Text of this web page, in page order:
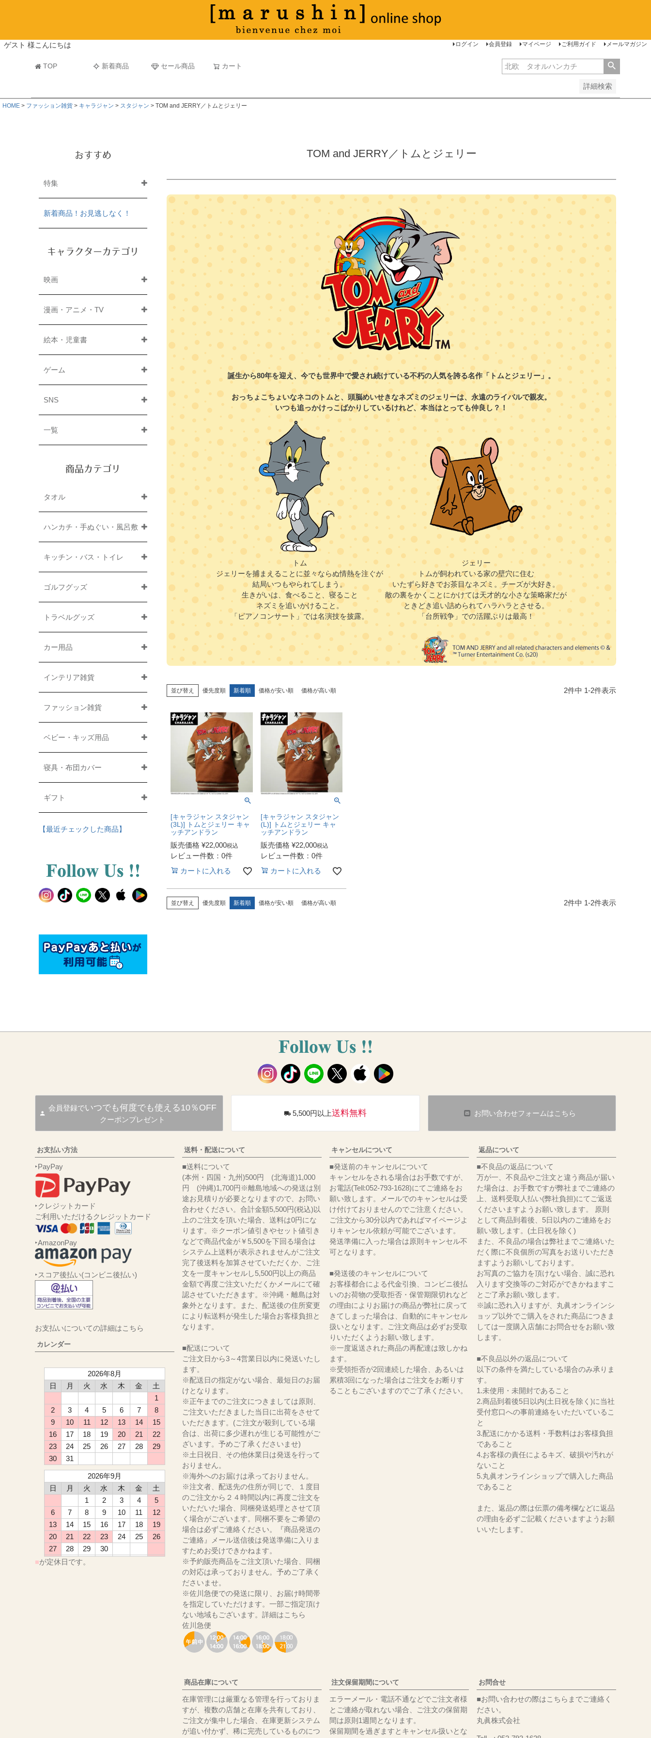
ゲスト 様こんにちは ログイン 会員登録 マイページ ご利用ガイド メールマガジン
TOP 新着商品 セール商品 カート
詳細検索
マフラータオル
並び順
新着順
古い順 価格が安い順
HOME ファッション雑貨 キャラジャン スタジャン TOM and JERRY／トムとジェリー
おすすめ
特集
新着商品！お見逃しなく！
キャラクターカテゴリ
映画
漫画・アニメ・TV
絵本・児童書
ゲーム
SNS
一覧
商品カテゴリ
タオル
ハンカチ・手ぬぐい・風呂敷
キッチン・バス・トイレ
ゴルフグッズ
トラベルグッズ
カー用品
インテリア雑貨
ファッション雑貨
ベビー・キッズ用品
寝具・布団カバー
ギフト
【最近チェックした商品】
TOM and JERRY／トムとジェリー
誕生から80年を迎え、今でも世界中で愛され続けている不朽の人気を誇る名作「トムとジェリー」。
おっちょこちょいなネコのトムと、頭脳めいせきなネズミのジェリーは、永遠のライバルで親友。
いつも追っかけっこばかりしているけれど、本当はとっても仲良し？！
トム
ジェリーを捕まえることに並々ならぬ情熱を注ぐが
結局いつもやられてしまう。
生きがいは、食べること、寝ること
ネズミを追いかけること。
「ピアノコンサート」では名演技を披露。
ジェリー
トムが飼われている家の壁穴に住む
いたずら好きでお茶目なネズミ。チーズが大好き。
敵の裏をかくことにかけては天才的な小さな策略家だが
ときどき追い詰められてハラハラとさせる。
「台所戦争」での活躍ぶりは最高！
並び替え 優先度順 新着順 価格が安い順 価格が高い順 2件中 1-2件表示
[キャラジャン スタジャン
(3L)] トムとジェリー キャ
ッチアンドラン
販売価格 ¥22,000税込
レビュー件数：0件
カートに入れる
[キャラジャン スタジャン
(L)] トムとジェリー キャ
ッチアンドラン
販売価格 ¥22,000税込
レビュー件数：0件
カートに入れる
並び替え 優先度順 新着順 価格が安い順 価格が高い順 2件中 1-2件表示
会員登録でいつでも何度でも使える10％OFF
クーポンプレゼント
5,500円以上送料無料 お問い合わせフォームはこちら
お支払い方法
‣PayPay
‣クレジットカード
ご利用いただけるクレジットカード
‣AmazonPay
‣スコア後払い(コンビニ後払い)
お支払いについての詳細はこちら
カレンダー
2026年8月
日
月 火 水 木 金
土
1
2
3 4 5 6 7
8
9
10 11 12 13 14
15
16
17 18 19 20 21
22
23
24 25 26 27 28
29
30
31
2026年9月
日
月 火 水 木 金
土
1
2 3 4
5
6
7 8 9 10 11
12
13
14 15 16 17 18
19
20
21 22 23 24 25
26
27
28 29
30
■が定休日です。
送料・配送について
■送料について
(本州・四国・九州)500円 (北海道)1,000
円 (沖縄)1,700円※離島地域への発送は別
途お見積りが必要となりますので、お問い
合わせください。合計金額5,500円(税込)以
上のご注文を頂いた場合、送料は0円にな
ります。※クーポン値引きやセット値引き
などで商品代金が￥5,500を下回る場合は
システム上送料が表示されませんがご注文
完了後送料を加算させていただくか、ご注
文を一度キャンセルし5,500円以上の商品
金額で再度ご注文いただくかメールにて確
認させていただきます。※沖縄・離島は対
象外となります。また、配送後の住所変更
により転送料が発生した場合お客様負担と
なります。
■配送について
ご注文日から3～4営業日以内に発送いたし
ます。
※配送日の指定がない場合、最短日のお届
けとなります。
※正午までのご注文につきましては原則、
ご注文いただきました当日に出荷をさせて
いただきます。(ご注文が殺到している場
合は、出荷に多少遅れが生じる可能性がご
ざいます。予めご了承くださいませ)
※土日祝日、その他休業日は発送を行って
おりません。
※海外へのお届けは承っておりません。
※注文者、配送先の住所が同じで、１度目
のご注文から２４時間以内に再度ご注文を
いただいた場合、同梱発送処理とさせて頂
く場合がございます。同梱不要をご希望の
場合は必ずご連絡ください。『商品発送の
ご連絡』メール送信後は発送準備に入りま
すためお受けできかねます。
※予約販売商品をご注文頂いた場合、同梱
の対応は承っておりません。予めご了承く
ださいませ。
※佐川急便での発送に限り、お届け時間帯
を指定していただけます。一部ご指定頂け
ない地域もございます。 詳細はこちら
佐川急便
キャンセルについて
■発送前のキャンセルについて
キャンセルをされる場合はお手数ですが、
お電話(Tell:052-793-1628)にてご連絡をお
願い致します。メールでのキャンセルは受
け付けておりませんのでご注意ください。
ご注文から30分以内であればマイページよ
りキャンセル依頼が可能でございます。
発送準備に入った場合は原則キャンセル不
可となります。
■発送後のキャンセルについて
お客様都合による代金引換、コンビニ後払
いのお荷物の受取拒否・保管期限切れなど
の理由によりお届けの商品が弊社に戻って
きてしまった場合は、自動的にキャンセル
扱いとなります。ご注文商品は必ずお受取
りいただくようお願い致します。
※一度返送された商品の再配達は致しかね
ます。
※受領拒否が2回連続した場合、あるいは
累積3回になった場合はご注文をお断りす
ることもございますのでご了承ください。
返品について
■不良品の返品について
万が一、不良品やご注文と違う商品が届い
た場合は、お手数ですが弊社までご連絡の
上、送料受取人払い(弊社負担)にてご返送
くださいますようお願い致します。 原則
として商品到着後、5日以内のご連絡をお
願い致します。(土日祝を除く)
また、不良品の場合は弊社までご連絡いた
だく際に不良個所の写真をお送りいただき
ますようお願いしております。
お写真のご協力を頂けない場合、誠に恐れ
入ります交換等のご対応ができかねますこ
とご了承お願い致します。
※誠に恐れ入りますが、丸眞オンラインシ
ョップ以外でご購入をされた商品につきま
しては一度購入店舗にお問合せをお願い致
します。
■不良品以外の返品について
以下の条件を満たしている場合のみ承りま
す。
1.未使用・未開封であること
2.商品到着後5日以内(土日祝を除く)に当社
受付窓口への事前連絡をいただいているこ
と
3.配送にかかる送料・手数料はお客様負担
であること
4.お客様の責任によるキズ、破損や汚れが
ないこと
5.丸眞オンラインショップで購入した商品
であること
また、返品の際は伝票の備考欄などに返品
の理由を必ずご記載くださいますようお願
いいたします。
商品在庫について
在庫管理には厳重なる管理を行っておりま
すが、複数の店舗と在庫を共有しており、
ご注文が集中した場合、在庫更新システム
が追い付かず、稀に完売しているものにつ
注文保留期間について
エラーメール・電話不通などでご注文者様
とご連絡が取れない場合、ご注文の保留期
間は原則1週間となります。
保留期間を過ぎますとキャンセル扱いとな
お問合せ
■お問い合わせの際はこちらまでご連絡く
ださい。
丸眞株式会社